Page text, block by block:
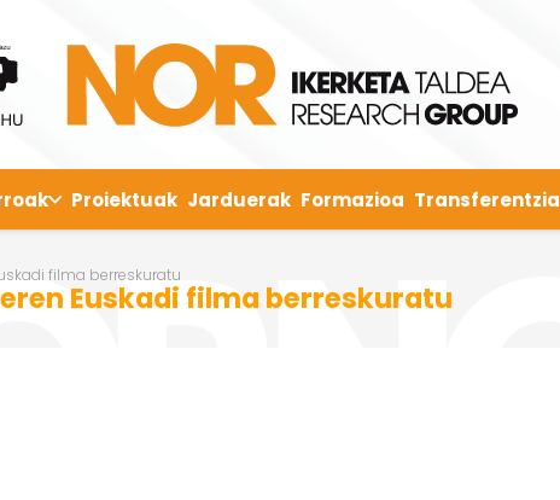
Proiektuak Jarduerak Formazioa Transferentzia
filma berreskuratu
Euskadi filma berreskuratu